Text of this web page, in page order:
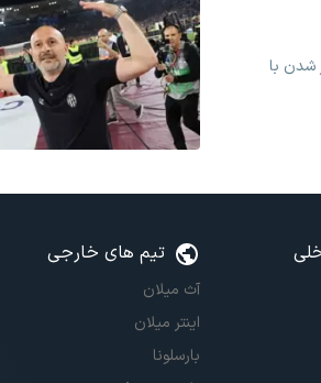
شدن با
تیم های خارجی
آث میلان
اینتر میلان
بارسلونا